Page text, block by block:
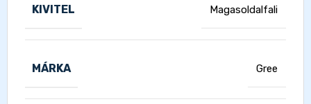
KIVITEL Magasoldalfali
MÁRKA Gree